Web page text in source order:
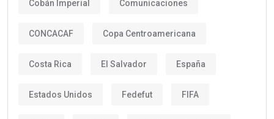
Cobán Imperial Comunicaciones
CONCACAF Copa Centroamericana
Costa Rica El Salvador España
Estados Unidos Fedefut FIFA